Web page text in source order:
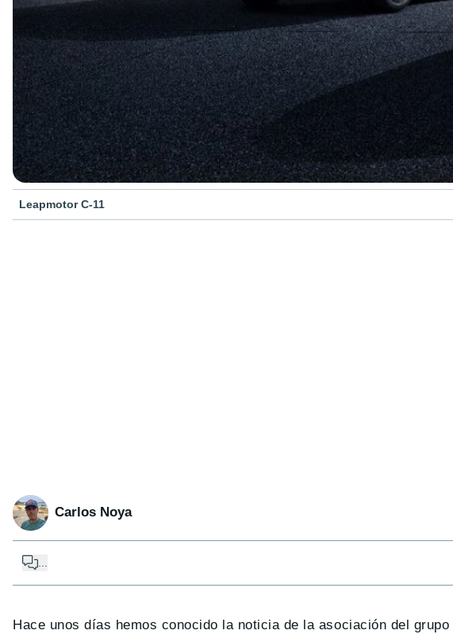
Leapmotor C-11
Carlos Noya
Hace unos días hemos conocido la noticia de la asociación del grupo